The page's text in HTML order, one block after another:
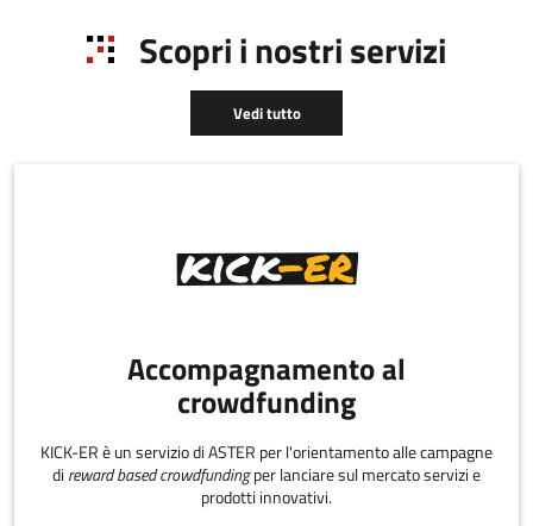
rispondono ai fabbisogni
delle varie fasi di sviluppo
Scopri i nostri servizi
Vedi tutto
Accompagnamento al
crowdfunding
KICK-ER è un servizio di ASTER per l'orientamento alle campagne
di reward based crowdfundingper lanciare sul mercato servizi e
prodotti innovativi.